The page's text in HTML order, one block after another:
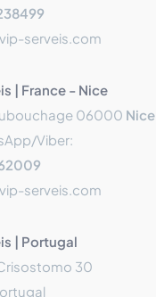
serveis.com
| France - Nice
06000 Nice
Viber:
serveis.com
| Portugal
30